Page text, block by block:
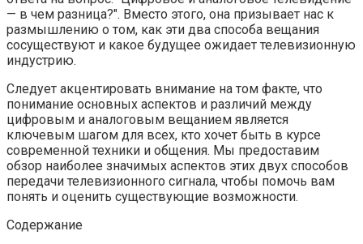
— в чем разница?". Вместо этого, она призывает нас к
размышлению о том, как эти два способа вещания
сосуществуют и какое будущее ожидает телевизионную
индустрию.
Следует акцентировать внимание на том факте, что
понимание основных аспектов и различий между
цифровым и аналоговым вещанием является
ключевым шагом для всех, кто хочет быть в курсе
современной техники и общения. Мы предоставим
обзор наиболее значимых аспектов этих двух способов
передачи телевизионного сигнала, чтобы помочь вам
понять и оценить существующие возможности.
Содержание